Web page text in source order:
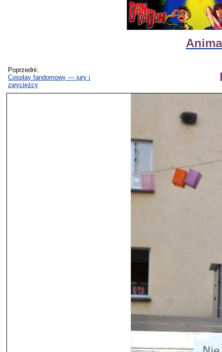
Poprzedni:
Cosplay fandomowy — jury i
zwycięzcy